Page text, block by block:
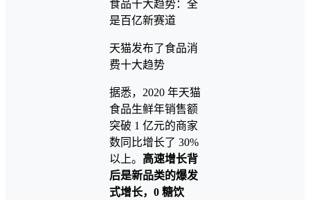
天猫发布了食品消
费十大趋势
据悉，2020 年天猫
食品生鲜年销售额
突破 1 亿元的商家
数同比增长了 30%
以上。 高速增长背
后是新品类的爆发
式增长，0 糖饮